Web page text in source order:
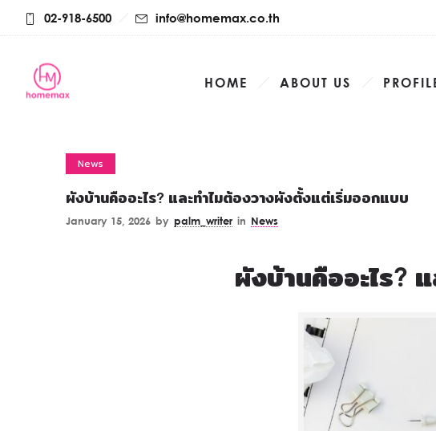
02-918-6500 info@homemax.co.th
HOME ABOUT US
News
ผังบ้านคืออะไร? และทำไมต้องวางผังตั้งแต่เริ่มออกแบบ
January 15, 2026 by palm_writer in News
ผังบ้านคืออะไร?